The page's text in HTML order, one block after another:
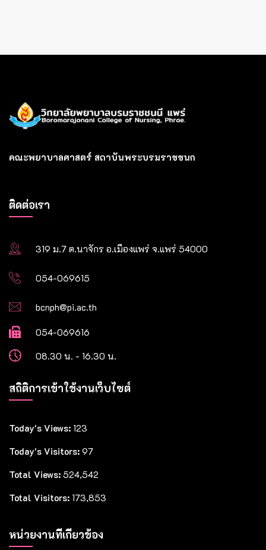
คณะพยาบาลศาสตร์ สถาบันพระบรมราชชนก
ติดต่อเรา
319 ม.7 ต.นาจักร อ.เมืองแพร่ จ.แพร่ 54000
054-069615
bcnph@pi.ac.th
054-069616
08.30 น. - 16.30 น.
สถิติการเข้าใช้งานเว็บไซต์
Today's Views: 123
Today's Visitors: 97
Total Views: 524,542
Total Visitors: 173,853
หน่วยงานที่เกี่ยวข้อง